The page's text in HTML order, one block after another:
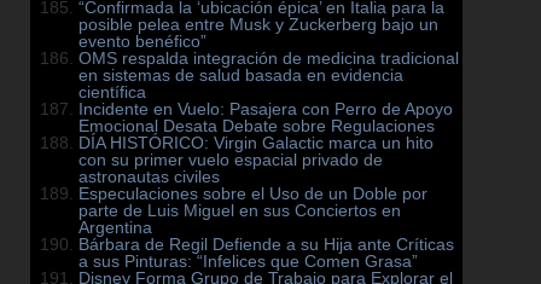
“Confirmada la ‘ubicación épica’ en Italia para la
posible pelea entre Musk y Zuckerberg bajo un
evento benéfico”
OMS respalda integración de medicina tradicional
en sistemas de salud basada en evidencia
científica
Incidente en Vuelo: Pasajera con Perro de Apoyo
Emocional Desata Debate sobre Regulaciones
DÍA HISTÓRICO: Virgin Galactic marca un hito
con su primer vuelo espacial privado de
astronautas civiles
Especulaciones sobre el Uso de un Doble por
parte de Luis Miguel en sus Conciertos en
Argentina
Bárbara de Regil Defiende a su Hija ante Críticas
a sus Pinturas: “Infelices que Comen Grasa”
Disney Forma Grupo de Trabajo para Explorar el